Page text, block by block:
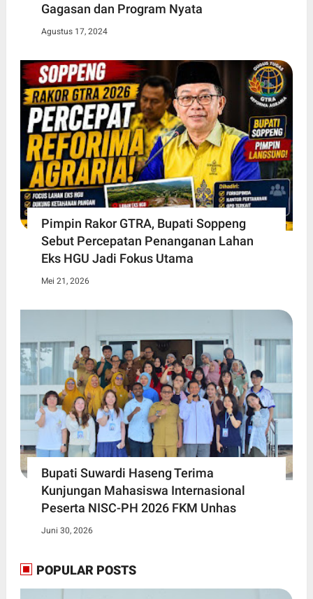
Gagasan dan Program Nyata
Agustus 17, 2024
Pimpin Rakor GTRA, Bupati Soppeng
Sebut Percepatan Penanganan Lahan
Eks HGU Jadi Fokus Utama
Mei 21, 2026
Bupati Suwardi Haseng Terima
Kunjungan Mahasiswa Internasional
Peserta NISC-PH 2026 FKM Unhas
Juni 30, 2026
POPULAR POSTS